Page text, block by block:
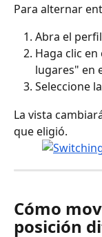
Para alternar
Abra el
Haga clic
lugares" en
Seleccione
La vista
que eligió.
Cómo
posición